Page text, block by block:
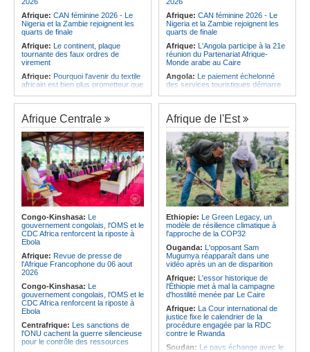
Afrique: CAN féminine 2026 - Le
Nigeria et la Zambie rejoignent les
quarts de finale
Afrique: Le continent, plaque
tournante des faux ordres de
virement
Afrique: Pourquoi l'avenir du textile
africain est bien plus prometteur que
Afrique:Les Africains en première
ligne face à la crise de la biodiversité
Afrique:L'essor historique de
l'Éthiopie met à mal la campagne
d'hostilité menée par Le Caire
Afrique:La Cour international de
justice fixe le calendrier de la
procédure engagée par la RDC
contre le Rwanda
Afrique:Visite du Président de la
République et de la Première Dame
à Yamoussoukro
Afrique:Le Forum de
l'entrepreneuriat de Sept Afrique se
veut une plateforme de mobilisation
des investissements
Afrique: CAN féminine 2026 - Le
Nigeria et la Zambie rejoignent les
quarts de finale
Afrique: L'Angola participe à la 21e
réunion du Partenariat Afrique-
Monde arabe au Caire
Angola: Le paiement échelonné
des services touristiques démarre
Angola:Jiu-jitsu - Le pays
décroche une troisième médaille à
Abou Dabi
Afrique:Ju-Jitsu - La délégation
angolaise reçue par l'ambassadeur
d'Angola aux Émirats arabes unis
Angola:Une expédition automobile
favorise le tourisme à Humpata
Angola:La WAS-AC souhaite
collaborer avec le pays pour
stimuler l'aquaculture
Afrique:Un groupe parlementaire
se penche sur le rôle des femmes
dans l'interaction avec les
communautés
Afrique Centrale
Congo-Kinshasa: Le
gouvernement congolais, l'OMS et le
CDC Africa renforcent la riposte à
Ebola
Afrique: Revue de presse de
l'Afrique Francophone du 06 aout
2026
Congo-Kinshasa: Le
gouvernement congolais, l'OMS et le
CDC Africa renforcent la riposte à
Ebola
Centrafrique: Les sanctions de
l'ONU cachent la guerre silencieuse
pour le contrôle des ressources
Afrique de l'Est
Ethiopie: Le Green Legacy, un
modèle de résilience climatique à
l'approche de la COP32
Ouganda: L'opposant Sam
Mugumya réapparaît dans une
vidéo après un an de disparition
Afrique: L'essor historique de
l'Éthiopie met à mal la campagne
d'hostilité menée par Le Caire
Afrique: La Cour international de
justice fixe le calendrier de la
procédure engagée par la RDC
contre le Rwanda
Soudan: Le pays échange avec le